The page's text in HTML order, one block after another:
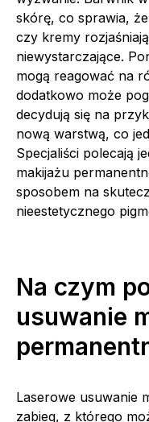
skórę, co sprawia,
czy kremy
niewystarczające.
mogą reagować na
dodatkowo może
decydują się na
nową warstwą, co
Specjaliści polecają
makijażu
sposobem na
nieestetycznego
Na czym
usuwanie
Laserowe usuwanie
zabieg, z którego